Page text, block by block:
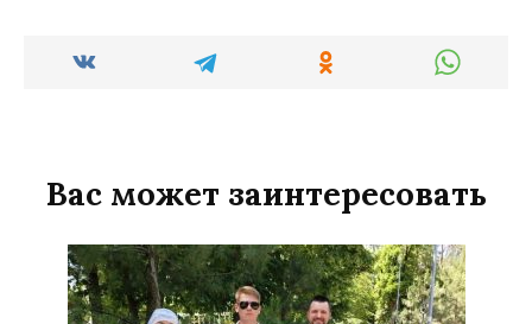
Вас может заинтересовать